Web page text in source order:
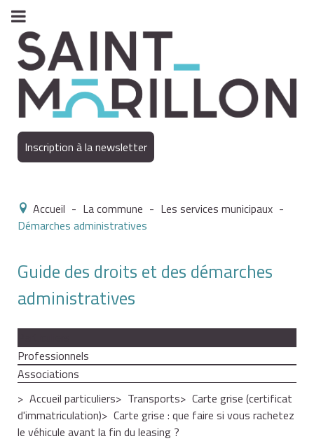
Inscription à la newsletter
Accueil - La commune - Les services municipaux -
Démarches administratives
Guide des droits et des démarches
administratives
Professionnels
Associations
Accueil particuliers
Transports
Carte grise (certificat
d'immatriculation)
Carte grise : que faire si vous rachetez
le véhicule avant la fin du leasing ?